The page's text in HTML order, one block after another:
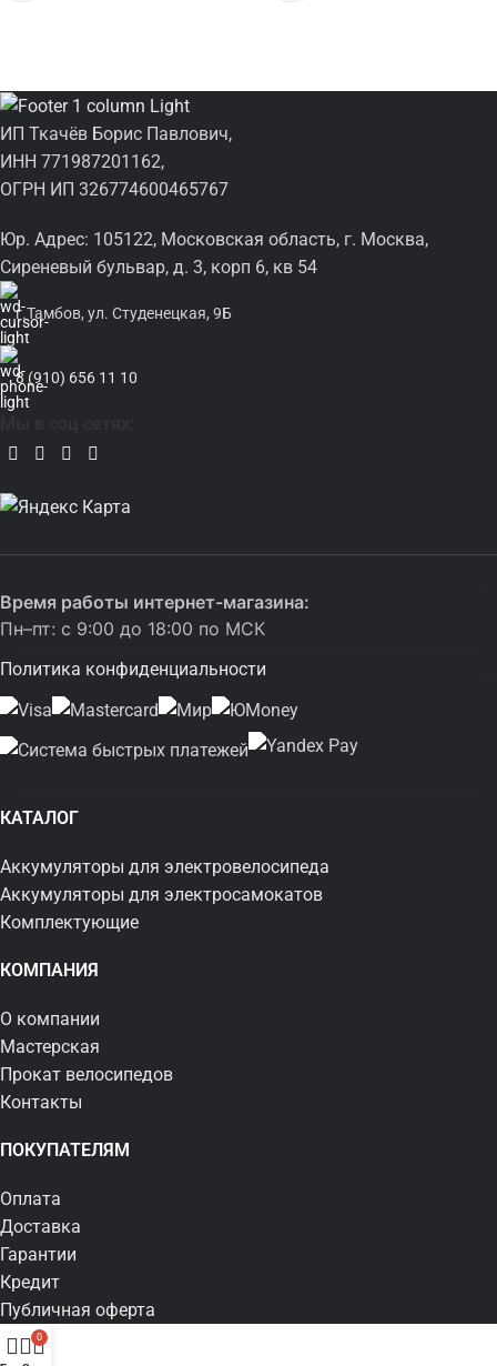
ИП Ткачёв Борис Павлович,
ИНН 771987201162,
ОГРН ИП 326774600465767
Юр. Адрес: 105122, Московская область, г. Москва,
Сиреневый бульвар, д. 3, корп 6, кв 54
г.Тамбов, ул. Студенецкая, 9Б
8 (910) 656 11 10
Время работы интернет-магазина:
Пн–пт: с 9:00 до 18:00 по МСК
Политика конфиденциальности
КАТАЛОГ
Аккумуляторы для электровелосипеда
Аккумуляторы для электросамокатов
Комплектующие
КОМПАНИЯ
О компании
Мастерская
Прокат велосипедов
Контакты
ПОКУПАТЕЛЯМ
Оплата
Доставка
Гарантии
Кредит
Публичная оферта
0